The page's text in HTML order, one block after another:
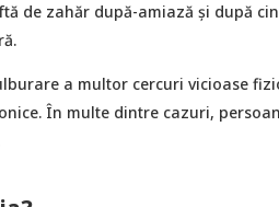
de zahăr după-amiază și după
a multor cercuri vicioase
În multe dintre cazuri,